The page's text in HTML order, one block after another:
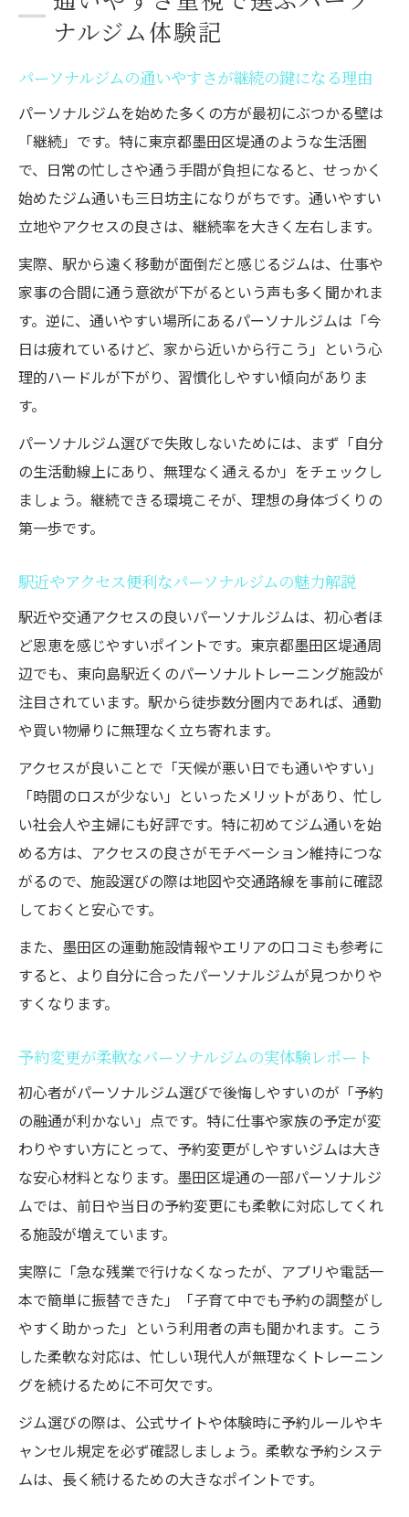
ナルジム体験記
パーソナルジムの通いやすさが継続の鍵になる理由
パーソナルジムを始めた多くの方が最初にぶつかる壁は
「継続」です。特に東京都墨田区堤通のような生活圏
で、日常の忙しさや通う手間が負担になると、せっかく
始めたジム通いも三日坊主になりがちです。通いやすい
立地やアクセスの良さは、継続率を大きく左右します。
実際、駅から遠く移動が面倒だと感じるジムは、仕事や
家事の合間に通う意欲が下がるという声も多く聞かれま
す。逆に、通いやすい場所にあるパーソナルジムは「今
日は疲れているけど、家から近いから行こう」という心
理的ハードルが下がり、習慣化しやすい傾向がありま
す。
パーソナルジム選びで失敗しないためには、まず「自分
の生活動線上にあり、無理なく通えるか」をチェックし
ましょう。継続できる環境こそが、理想の身体づくりの
第一歩です。
駅近やアクセス便利なパーソナルジムの魅力解説
駅近や交通アクセスの良いパーソナルジムは、初心者ほ
ど恩恵を感じやすいポイントです。東京都墨田区堤通周
辺でも、東向島駅近くのパーソナルトレーニング施設が
注目されています。駅から徒歩数分圏内であれば、通勤
や買い物帰りに無理なく立ち寄れます。
アクセスが良いことで「天候が悪い日でも通いやすい」
「時間のロスが少ない」といったメリットがあり、忙し
い社会人や主婦にも好評です。特に初めてジム通いを始
める方は、アクセスの良さがモチベーション維持につな
がるので、施設選びの際は地図や交通路線を事前に確認
しておくと安心です。
また、墨田区の運動施設情報やエリアの口コミも参考に
すると、より自分に合ったパーソナルジムが見つかりや
すくなります。
予約変更が柔軟なパーソナルジムの実体験レポート
初心者がパーソナルジム選びで後悔しやすいのが「予約
の融通が利かない」点です。特に仕事や家族の予定が変
わりやすい方にとって、予約変更がしやすいジムは大き
な安心材料となります。墨田区堤通の一部パーソナルジ
ムでは、前日や当日の予約変更にも柔軟に対応してくれ
る施設が増えています。
実際に「急な残業で行けなくなったが、アプリや電話一
本で簡単に振替できた」「子育て中でも予約の調整がし
やすく助かった」という利用者の声も聞かれます。こう
した柔軟な対応は、忙しい現代人が無理なくトレーニン
グを続けるために不可欠です。
ジム選びの際は、公式サイトや体験時に予約ルールやキ
ャンセル規定を必ず確認しましょう。柔軟な予約システ
ムは、長く続けるための大きなポイントです。